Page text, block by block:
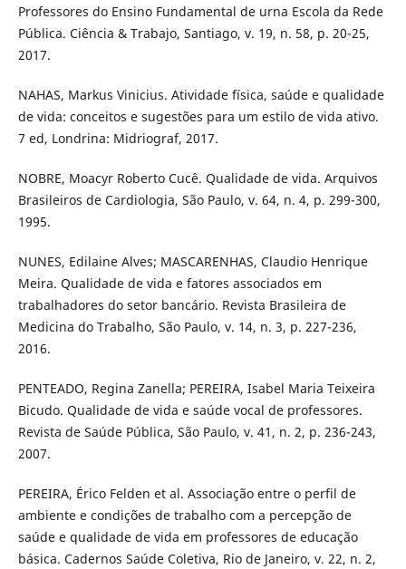
Professores do Ensino Fundamental de urna Escola da Rede
Pública. Ciência & Trabajo, Santiago, v. 19, n. 58, p. 20-25,
2017.
NAHAS, Markus Vinicius. Atividade física, saúde e qualidade
de vida: conceitos e sugestões para um estilo de vida ativo.
7 ed, Londrina: Midriograf, 2017.
NOBRE, Moacyr Roberto Cucê. Qualidade de vida. Arquivos
Brasileiros de Cardiologia, São Paulo, v. 64, n. 4, p. 299-300,
1995.
NUNES, Edilaine Alves; MASCARENHAS, Claudio Henrique
Meira. Qualidade de vida e fatores associados em
trabalhadores do setor bancário. Revista Brasileira de
Medicina do Trabalho, São Paulo, v. 14, n. 3, p. 227-236,
2016.
PENTEADO, Regina Zanella; PEREIRA, Isabel Maria Teixeira
Bicudo. Qualidade de vida e saúde vocal de professores.
Revista de Saúde Pública, São Paulo, v. 41, n. 2, p. 236-243,
2007.
PEREIRA, Érico Felden et al. Associação entre o perfil de
ambiente e condições de trabalho com a percepção de
saúde e qualidade de vida em professores de educação
básica. Cadernos Saúde Coletiva, Rio de Janeiro, v. 22, n. 2,